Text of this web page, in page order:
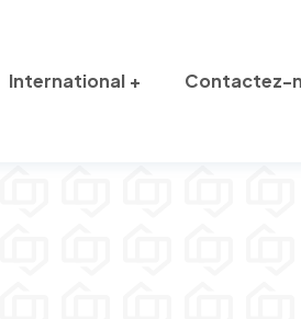
International Contactez-